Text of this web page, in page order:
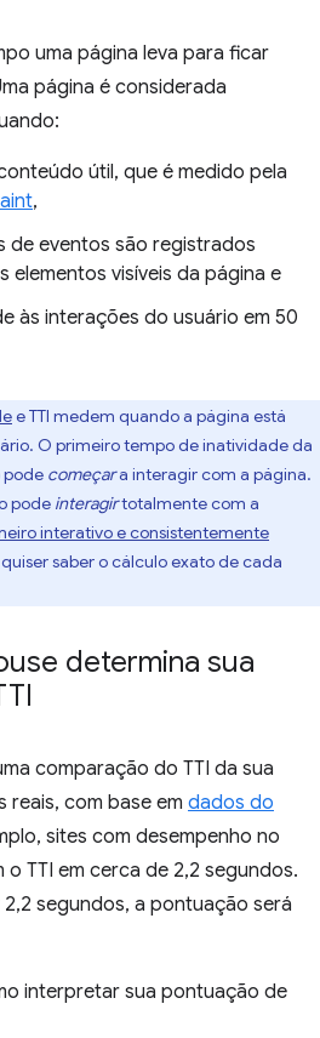
uma página leva para ficar
página é considerada
útil, que é medido pela
,
de eventos são registrados
elementos visíveis da página e
às interações do usuário em 50
e TTI medem quando a página está
O primeiro tempo de inatividade da
pode começara interagir com a página.
pode interagirtotalmente com a
interativo e consistentemente
saber o cálculo exato de cada
determina sua
comparação do TTI da sua
reais, com base em dados do
sites com desempenho no
TTI em cerca de 2,2 segundos.
segundos, a pontuação será
interpretar sua pontuação de